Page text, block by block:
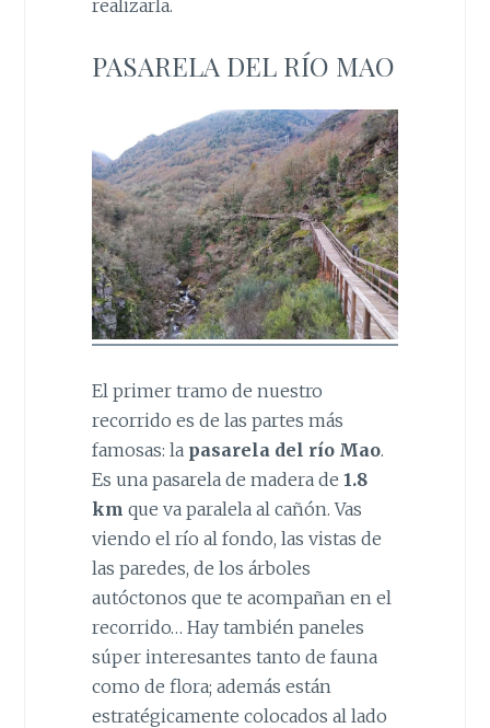
realizarla.
PASARELA DEL RÍO MAO
El primer tramo de nuestro
recorrido es de las partes más
famosas: la pasarela del río Mao.
Es una pasarela de madera de 1.8
km que va paralela al cañón. Vas
viendo el río al fondo, las vistas de
las paredes, de los árboles
autóctonos que te acompañan en el
recorrido… Hay también paneles
súper interesantes tanto de fauna
como de flora; además están
estratégicamente colocados al lado